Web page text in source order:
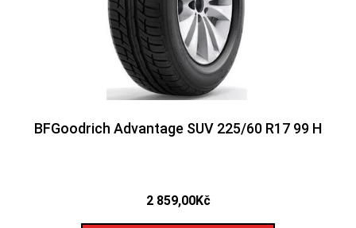
BFGoodrich Advantage SUV 225/60 R17 99 H
2 859,00Kč